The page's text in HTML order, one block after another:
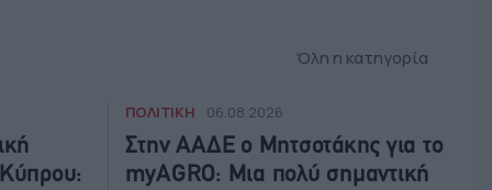
Όλη η κατηγορία
ΠΟΛΙΤΙΚΗ 06.08.2026
Στην ΑΑΔΕ ο Μητσοτάκης για το
myAGRO: Μια πολύ σημαντική